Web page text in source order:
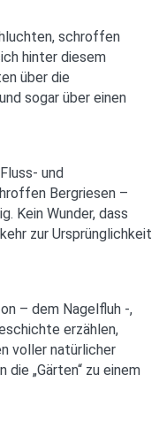
schroffen
hinter diesem
über die
sogar über einen
und
Bergriesen –
Kein Wunder, dass
zur Ursprünglichkeit
– dem Nagelfluh -,
erzählen,
voller natürlicher
die „Gärten“ zu einem